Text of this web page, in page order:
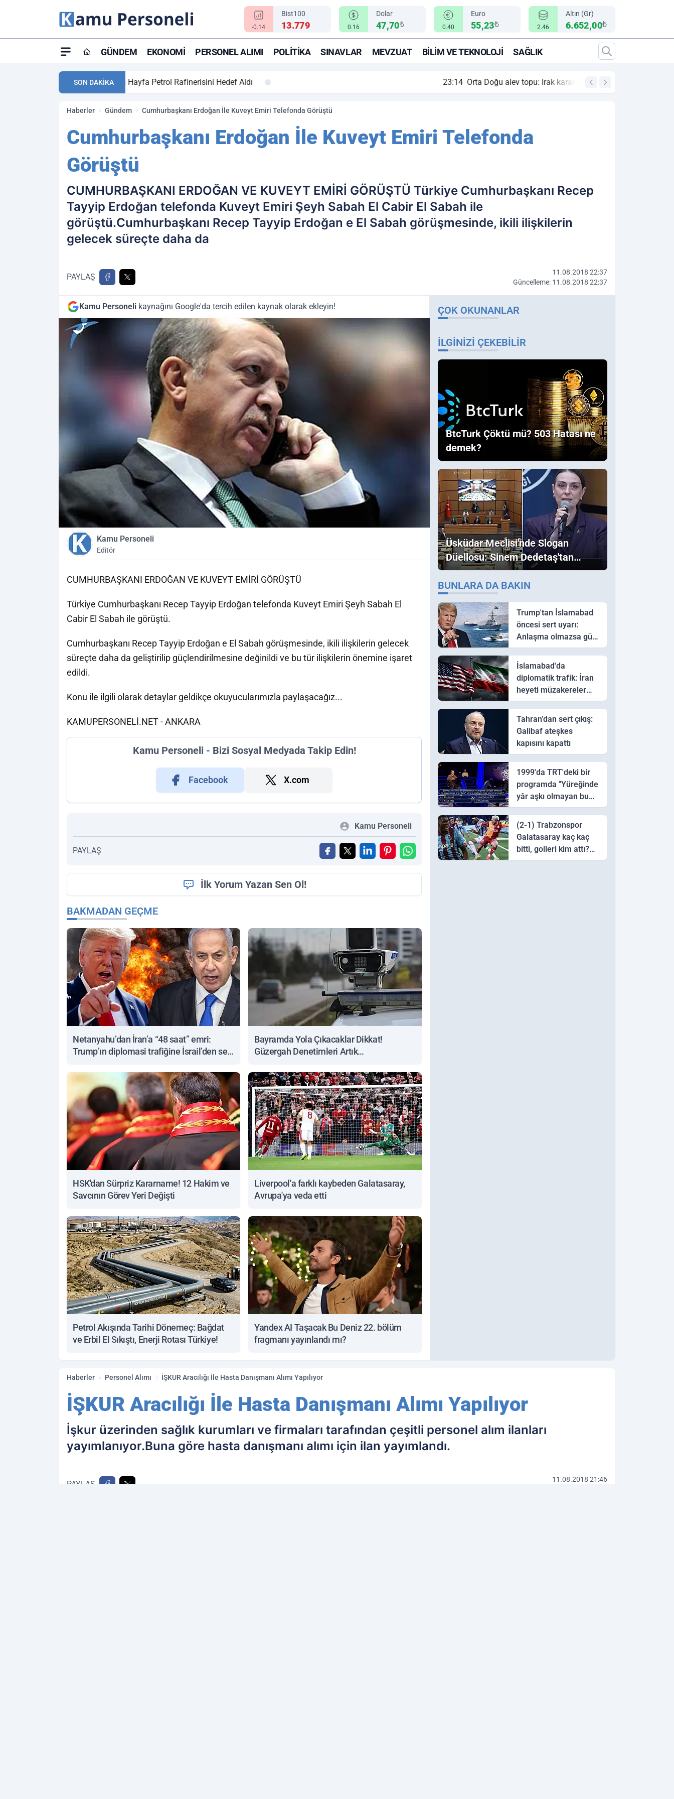
-0.14
Bist100
13.779 0.16
Dolar
47,70₺ 0.40
Euro
55,23₺ 2.46
Altın (Gr)
6.652,00₺
GÜNDEM EKONOMI PERSONEL ALIMI POLITIKA SINAVLAR MEVZUAT BILIM VE TEKNOLOJI SAĞLIK
SON DAKİKA 23:14 Orta Doğu alev topu: Irak karanlığa gömüldü, patlama sesleri yükseliyor 22:48
Haberler Gündem Cumhurbaşkanı Erdoğan İle Kuveyt Emiri Telefonda Görüştü
Cumhurbaşkanı Erdoğan İle Kuveyt Emiri Telefonda
Görüştü
CUMHURBAŞKANI ERDOĞAN VE KUVEYT EMİRİ GÖRÜŞTÜ Türkiye Cumhurbaşkanı Recep
Tayyip Erdoğan telefonda Kuveyt Emiri Şeyh Sabah El Cabir El Sabah ile
görüştü.Cumhurbaşkanı Recep Tayyip Erdoğan e El Sabah görüşmesinde, ikili ilişkilerin
gelecek süreçte daha da
PAYLAŞ
11.08.2018 22:37
Güncelleme: 11.08.2018 22:37
Kamu Personeli kaynağını Google'da tercih edilen kaynak olarak ekleyin!
Kamu Personeli
Editör
CUMHURBAŞKANI ERDOĞAN VE KUVEYT EMİRİ GÖRÜŞTÜ
Türkiye Cumhurbaşkanı Recep Tayyip Erdoğan telefonda Kuveyt Emiri Şeyh Sabah El
Cabir El Sabah ile görüştü.
Cumhurbaşkanı Recep Tayyip Erdoğan e El Sabah görüşmesinde, ikili ilişkilerin gelecek
süreçte daha da geliştirilip güçlendirilmesine değinildi ve bu tür ilişkilerin önemine işaret
edildi.
Konu ile ilgili olarak detaylar geldikçe okuyucularımızla paylaşacağız...
KAMUPERSONELİ.NET - ANKARA
Kamu Personeli - Bizi Sosyal Medyada Takip Edin!
Facebook X.com
Kamu Personeli
PAYLAŞ
İlk Yorum Yazan Sen Ol!
BAKMADAN GEÇME
Netanyahu’dan İran’a “48 saat” emri:
Trump’ın diplomasi trafiğine İsrail’den sert
Bayramda Yola Çıkacaklar Dikkat!
Güzergah Denetimleri Artık
HSK'dan Sürpriz Kararname! 12 Hakim ve
Savcının Görev Yeri Değişti
Liverpool'a farklı kaybeden Galatasaray,
Avrupa'ya veda etti
Petrol Akışında Tarihi Dönemeç: Bağdat
ve Erbil El Sıkıştı, Enerji Rotası Türkiye!
Yandex AI Taşacak Bu Deniz 22. bölüm
fragmanı yayınlandı mı?
ÇOK OKUNANLAR
İLGINIZI ÇEKEBILIR
BtcTurk Çöktü mü? 503 Hatası ne
demek?
Üsküdar Meclisi'nde Slogan
Düellosu: Sinem Dedetaş'tan
Ezber Bozan "Erdoğan" ve
"İmamoğlu" Çıkışı!
BUNLARA DA BAKIN
Trump'tan İslamabad
öncesi sert uyarı:
Anlaşma olmazsa güç
kullanırız
İslamabad'da
diplomatik trafik: İran
heyeti müzakereler
için Pakistan'a ulaştı
Tahran’dan sert çıkış:
Galibaf ateşkes
kapısını kapattı
1999'da TRT'deki bir
programda "Yüreğinde
yâr aşkı olmayan bu
sazı çalarsa tingirdatır"
sözünü söyleyen halk
ozanı hangisidir?
(2-1) Trabzonspor
Galatasaray kaç kaç
bitti, golleri kim attı?
Trabzonspor
Haberler Personel Alımı İŞKUR Aracılığı İle Hasta Danışmanı Alımı Yapılıyor
İŞKUR Aracılığı İle Hasta Danışmanı Alımı Yapılıyor
İşkur üzerinden sağlık kurumları ve firmaları tarafından çeşitli personel alım ilanları
yayımlanıyor.Buna göre hasta danışmanı alımı için ilan yayımlandı.
PAYLAŞ
11.08.2018 21:46